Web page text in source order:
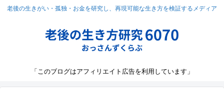
老後の生きがい・孤独・お金を研究し、再現可能な生き方を検証するメディア
「このブログはアフィリエイト広告を利用しています」